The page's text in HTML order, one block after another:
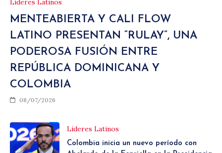
Lideres Latinos
MENTEABIERTA Y CALI FLOW
LATINO PRESENTAN “RULAY”, UNA
PODEROSA FUSIÓN ENTRE
REPÚBLICA DOMINICANA Y
COLOMBIA
08/07/2026
Lideres Latinos
Colombia inicia un nuevo período con